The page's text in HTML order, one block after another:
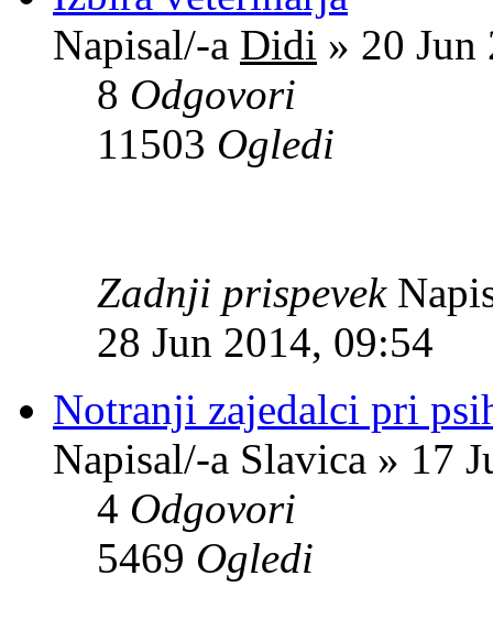
Napisal/-a Didi » 20 Jun
8 Odgovori
11503 Ogledi
Zadnji prispevek
28 Jun 2014, 09:54
Notranji zajedalci pri
Napisal/-a Slavica » 17
4 Odgovori
5469 Ogledi